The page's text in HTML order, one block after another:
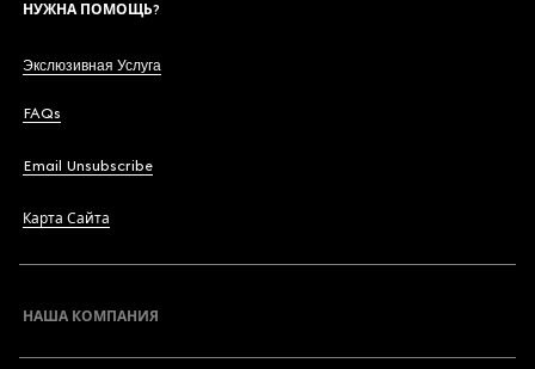
НУЖНА ПОМОЩЬ?
Экслюзивная Услуга
FAQs
Email Unsubscribe
Карта Сайта
НАША КОМПАНИЯ